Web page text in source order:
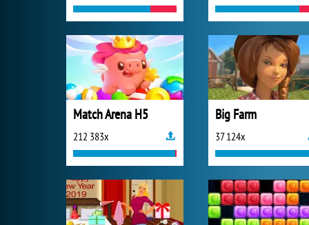
Match Arena H5
212 383x
Big Farm
37 124x